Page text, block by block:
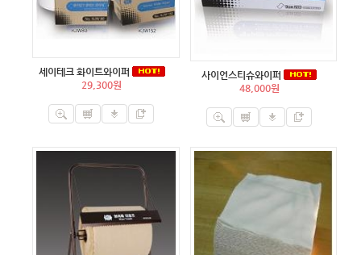
세이테크 화이트와이퍼
29,300원
사이언스티슈와이퍼
48,000원